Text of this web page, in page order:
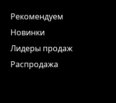
Рекомендуем
Новинки
Лидеры продаж
Распродажа